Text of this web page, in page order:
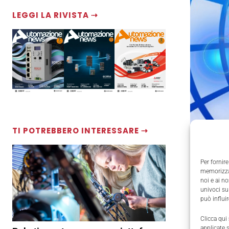
Per
noi e ai
univoci
può
Clicca qui
LEGGI LA RIVISTA ⇢
TI POTREBBERO INTERESSARE ⇢
Il